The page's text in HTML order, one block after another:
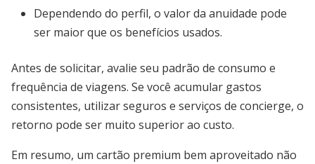
Dependendo do perfil, o valor da anuidade pode
ser maior que os benefícios usados.
Antes de solicitar, avalie seu padrão de consumo e
frequência de viagens. Se você acumular gastos
consistentes, utilizar seguros e serviços de concierge, o
retorno pode ser muito superior ao custo.
Em resumo, um cartão premium bem aproveitado não